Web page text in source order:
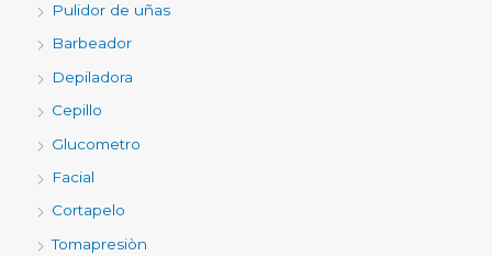
Pulidor de uñas
Barbeador
Depiladora
Cepillo
Glucometro
Facial
Cortapelo
Tomapresiòn